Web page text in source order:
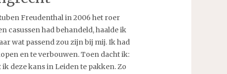
Freudenthal in 2006 het roer
casussen had behandeld, haalde ik
wat passend zou zijn bij mij. Ik had
en te verbouwen. Toen dacht ik:
deze kans in Leiden te pakken. Zo